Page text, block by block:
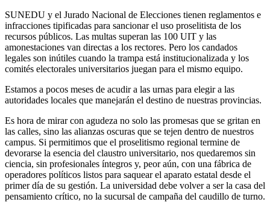
SUNEDU y el Jurado Nacional de Elecciones tienen reglamentos e
infracciones tipificadas para sancionar el uso proselitista de los
recursos públicos. Las multas superan las 100 UIT y las
amonestaciones van directas a los rectores. Pero los candados
legales son inútiles cuando la trampa está institucionalizada y los
comités electorales universitarios juegan para el mismo equipo.
Estamos a pocos meses de acudir a las urnas para elegir a las
autoridades locales que manejarán el destino de nuestras provincias.
Es hora de mirar con agudeza no solo las promesas que se gritan en
las calles, sino las alianzas oscuras que se tejen dentro de nuestros
campus. Si permitimos que el proselitismo regional termine de
devorarse la esencia del claustro universitario, nos quedaremos sin
ciencia, sin profesionales íntegros y, peor aún, con una fábrica de
operadores políticos listos para saquear el aparato estatal desde el
primer día de su gestión. La universidad debe volver a ser la casa del
pensamiento crítico, no la sucursal de campaña del caudillo de turno.